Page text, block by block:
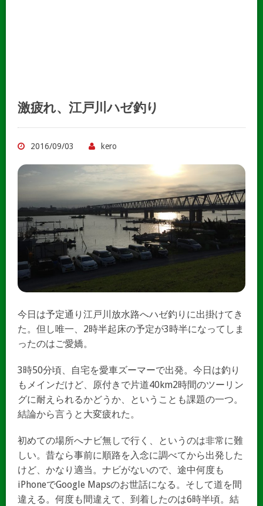
激疲れ、江戸川ハゼ釣り
2016/09/03 kero
今日は予定通り江戸川放水路へハゼ釣りに出掛けてき
た。但し唯一、2時半起床の予定が3時半になってしま
ったのはご愛嬌。
3時50分頃、自宅を愛車ズーマーで出発。今日は釣り
もメインだけど、原付きで片道40km2時間のツーリン
グに耐えられるかどうか、ということも課題の一つ。
結論から言うと大変疲れた。
初めての場所へナビ無しで行く、というのは非常に難
しい。昔なら事前に順路を入念に調べてから出発した
けど、かなり適当。ナビがないので、途中何度も
iPhoneでGoogle Mapsのお世話になる。そして道を間
違える。何度も間違えて、到着したのは6時半頃。結